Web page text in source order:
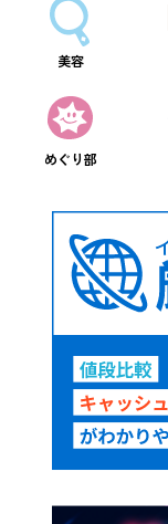
美容
めぐり部